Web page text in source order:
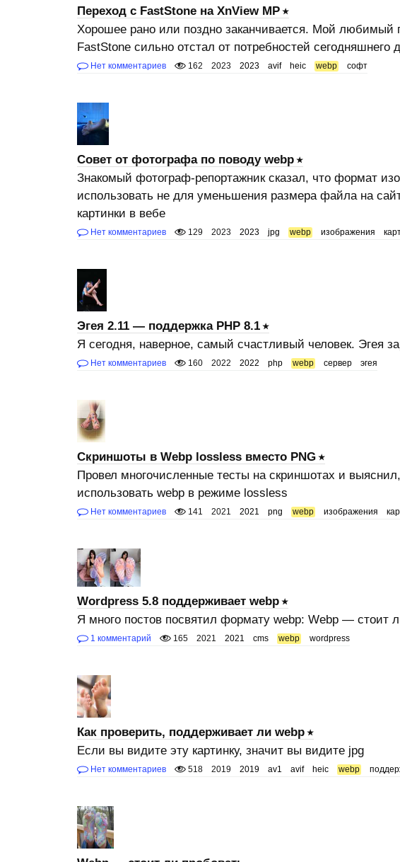
Переход с FastStone на XnView MP
Хорошее рано или поздно заканчивается. Мой любимый
FastStone сильно отстал от потребностей сегодняшнего
Нет комментариев 162 2023 2023 avif heic webp софт
Совет от фотографа по поводу webp
Знакомый фотограф-репортажник сказал, что формат
использовать не для уменьшения размера файла на
картинки в вебе
Нет комментариев 129 2023 2023 jpg webp изображения
Эгея 2.11 — поддержка PHP 8.1
Я сегодня, наверное, самый счастливый человек. Эгея
Нет комментариев 160 2022 2022 php webp сервер эгея
Скриншоты в Webp lossless вместо PNG
Провел многочисленные тесты на скриншотах и
использовать webp в режиме lossless
Нет комментариев 141 2021 2021 png webp изображения
Wordpress 5.8 поддерживает webp
Я много постов посвятил формату webp: Webp — стоит
1 комментарий 165 2021 2021 cms webp wordpress
Как проверить, поддерживает ли webp
Если вы видите эту картинку, значит вы видите jpg
Нет комментариев 518 2019 2019 av1 avif heic webp